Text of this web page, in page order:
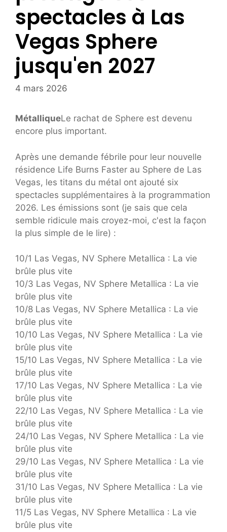
spectacles à Las
Vegas Sphere
jusqu'en 2027
4 mars 2026
MétalliqueLe rachat de Sphere est devenu
encore plus important.
Après une demande fébrile pour leur nouvelle
résidence Life Burns Faster au Sphere de Las
Vegas, les titans du métal ont ajouté six
spectacles supplémentaires à la programmation
2026. Les émissions sont (je sais que cela
semble ridicule mais croyez-moi, c'est la façon
la plus simple de le lire) :
10/1 Las Vegas, NV Sphere Metallica : La vie
brûle plus vite
10/3 Las Vegas, NV Sphere Metallica : La vie
brûle plus vite
10/8 Las Vegas, NV Sphere Metallica : La vie
brûle plus vite
10/10 Las Vegas, NV Sphere Metallica : La vie
brûle plus vite
15/10 Las Vegas, NV Sphere Metallica : La vie
brûle plus vite
17/10 Las Vegas, NV Sphere Metallica : La vie
brûle plus vite
22/10 Las Vegas, NV Sphere Metallica : La vie
brûle plus vite
24/10 Las Vegas, NV Sphere Metallica : La vie
brûle plus vite
29/10 Las Vegas, NV Sphere Metallica : La vie
brûle plus vite
31/10 Las Vegas, NV Sphere Metallica : La vie
brûle plus vite
11/5 Las Vegas, NV Sphere Metallica : La vie
brûle plus vite